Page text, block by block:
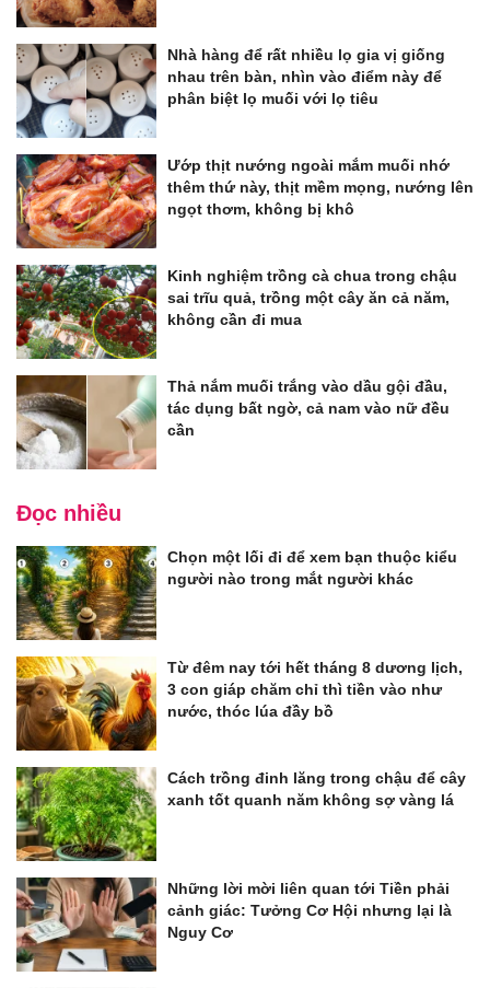
Nhà hàng để rất nhiều lọ gia vị giống
nhau trên bàn, nhìn vào điểm này để
phân biệt lọ muối với lọ tiêu
Ướp thịt nướng ngoài mắm muối nhớ
thêm thứ này, thịt mềm mọng, nướng lên
ngọt thơm, không bị khô
Kinh nghiệm trồng cà chua trong chậu
sai trĩu quả, trồng một cây ăn cả năm,
không cần đi mua
Thả nắm muối trắng vào dầu gội đầu,
tác dụng bất ngờ, cả nam vào nữ đều
cần
Đọc nhiều
Chọn một lối đi để xem bạn thuộc kiểu
người nào trong mắt người khác
Từ đêm nay tới hết tháng 8 dương lịch,
3 con giáp chăm chỉ thì tiền vào như
nước, thóc lúa đầy bồ
Cách trồng đinh lăng trong chậu để cây
xanh tốt quanh năm không sợ vàng lá
Những lời mời liên quan tới Tiền phải
cảnh giác: Tưởng Cơ Hội nhưng lại là
Nguy Cơ